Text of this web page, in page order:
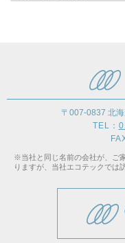
〒007-0837 北
TEL：
※当社と同じ名前の会社が、ご
りますが、当社エコテックでは